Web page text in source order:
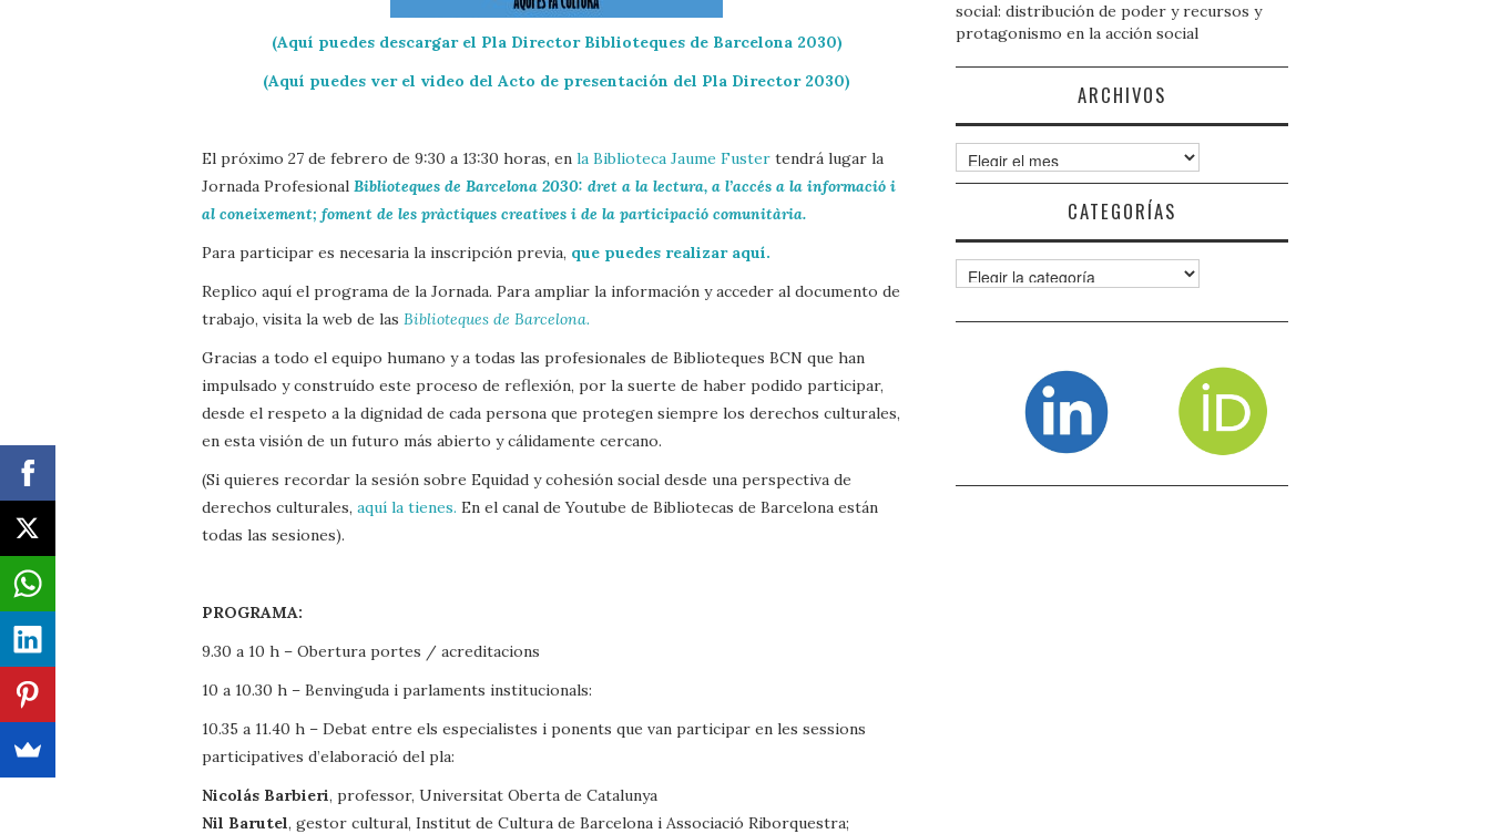
(Aquí puedes descargar el Pla Director Biblioteques de Barcelona 2030)
(Aquí puedes ver el video del Acto de presentación del Pla Director 2030)
El próximo 27 de febrero de 9:30 a 13:30 horas, en la Biblioteca Jaume Fuster tendrá lugar la
Jornada Profesional Biblioteques de Barcelona 2030: dret a la lectura, a l’accés a la informació i
al coneixement; foment de les pràctiques creatives i de la participació comunitària.
Para participar es necesaria la inscripción previa, que puedes realizar aquí.
Replico aquí el programa de la Jornada. Para ampliar la información y acceder al documento de
trabajo, visita la web de las Biblioteques de Barcelona.
Gracias a todo el equipo humano y a todas las profesionales de Biblioteques BCN que han
impulsado y construído este proceso de reflexión, por la suerte de haber podido participar,
desde el respeto a la dignidad de cada persona que protegen siempre los derechos culturales,
en esta visión de un futuro más abierto y cálidamente cercano.
(Si quieres recordar la sesión sobre Equidad y cohesión social desde una perspectiva de
derechos culturales, aquí la tienes. En el canal de Youtube de Bibliotecas de Barcelona están
todas las sesiones).
PROGRAMA:
9.30 a 10 h – Obertura portes / acreditacions
10 a 10.30 h – Benvinguda i parlaments institucionals:
10.35 a 11.40 h – Debat entre els especialistes i ponents que van participar en les sessions
participatives d’elaboració del pla:
Nicolás Barbieri, professor, Universitat Oberta de Catalunya
Nil Barutel, gestor cultural, Institut de Cultura de Barcelona i Associació Riborquestra;
social: distribución de poder y recursos y
protagonismo en la acción social
ARCHIVOS
Archivos
CATEGORÍAS
Categorías